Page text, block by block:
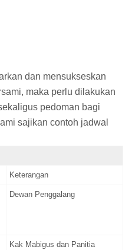
dan mensukseskan
maka perlu dilakukan
pedoman bagi
sajikan contoh jadwal
Keterangan
Dewan Penggalang
Kak Mabigus dan Panitia